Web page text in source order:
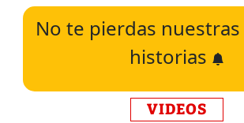
No te pierdas
historias
VIDEOS